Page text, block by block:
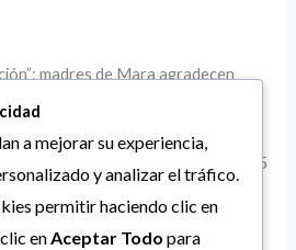
madres de Mara agradecen
del Plan Quirúrgico Nacional ‎En el
se llevó a cabo con éxito una
pediátricas en la que se atendió a 15
[…]
a mejorar su experiencia,
y analizar el tráfico.
permitir haciendo clic en
enAceptar Todo para